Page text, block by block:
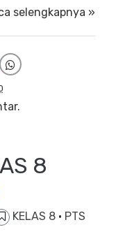
selengkapnya »
8
KELAS 8 · PTS